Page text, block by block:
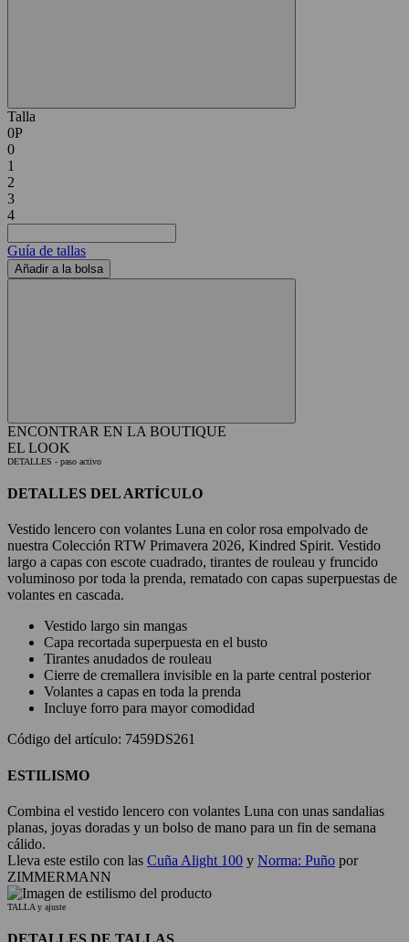
Talla
0P
0
1
2
3
4
Guía de tallas
Añadir a la bolsa
ENCONTRAR EN LA BOUTIQUE
EL LOOK
DETALLES - paso activo
DETALLES DEL ARTÍCULO
Vestido lencero con volantes Luna en color rosa empolvado de
nuestra Colección RTW Primavera 2026, Kindred Spirit. Vestido
largo a capas con escote cuadrado, tirantes de rouleau y fruncido
voluminoso por toda la prenda, rematado con capas superpuestas de
volantes en cascada.
Vestido largo sin mangas
Capa recortada superpuesta en el busto
Tirantes anudados de rouleau
Cierre de cremallera invisible en la parte central posterior
Volantes a capas en toda la prenda
Incluye forro para mayor comodidad
Código del artículo: 7459DS261
ESTILISMO
Combina el vestido lencero con volantes Luna con unas sandalias
planas, joyas doradas y un bolso de mano para un fin de semana
cálido.
Lleva este estilo con las Cuña Alight 100 y Norma: Puño por
ZIMMERMANN
TALLA y ajuste